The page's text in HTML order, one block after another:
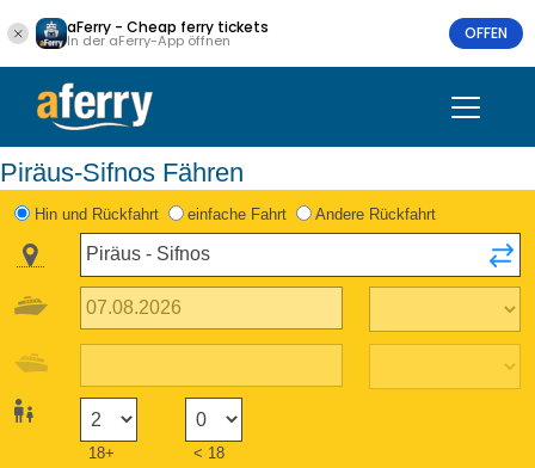
aFerry - Cheap ferry tickets
In der aFerry-App öffnen OFFEN
Piräus-Sifnos Fähren
Hin und Rückfahrt einfache Fahrt Andere Rückfahrt
18+ < 18